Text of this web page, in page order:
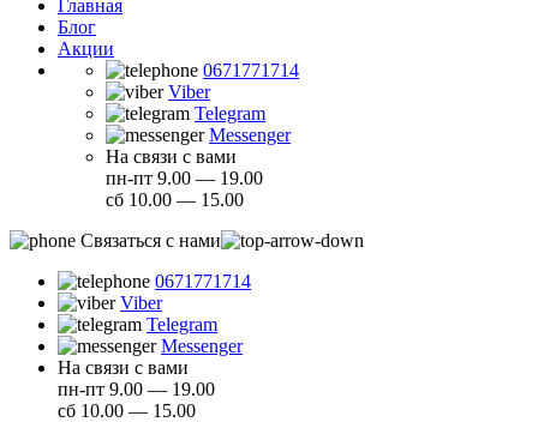
Главная
Блог
Акции
0671771714
Viber
Telegram
Messenger
На связи с вами
пн-пт 9.00 — 19.00
сб 10.00 — 15.00
Связаться с нами
0671771714
Viber
Telegram
Messenger
На связи с вами
пн-пт 9.00 — 19.00
сб 10.00 — 15.00